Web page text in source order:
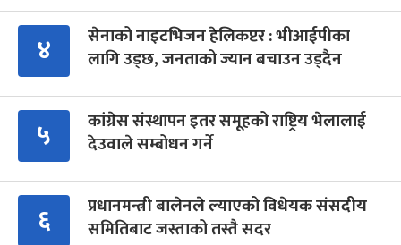
४
सेनाको नाइटभिजन हेलिकप्टर : भीआईपीका
लागि उड्छ, जनताको ज्यान बचाउन उड्दैन
५
कांग्रेस संस्थापन इतर समूहको राष्ट्रिय भेलालाई
देउवाले सम्बोधन गर्ने
६
प्रधानमन्त्री बालेनले ल्याएको विधेयक संसदीय
समितिबाट जस्ताको तस्तै सदर